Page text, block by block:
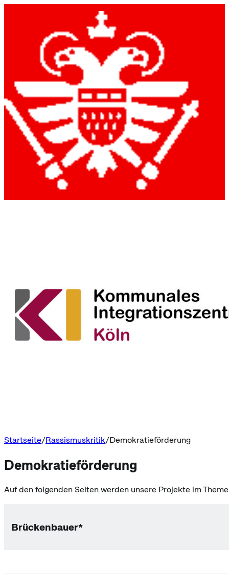
Startseite Rassismuskritik Demokratieförderung
Demokratieförderung
Auf den folgenden Seiten werden unsere Projekte im
Brückenbauer*